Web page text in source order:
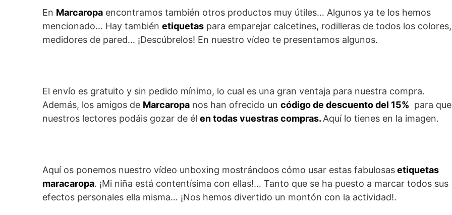
En Marcaropa encontramos también otros productos muy útiles… Algunos ya te los hemos
mencionado… Hay también etiquetas para emparejar calcetines, rodilleras de todos los colores,
medidores de pared… ¡Descúbrelos! En nuestro vídeo te presentamos algunos.
El envío es gratuito y sin pedido mínimo, lo cual es una gran ventaja para nuestra compra.
Además, los amigos de Marcaropa nos han ofrecido un código de descuento del 15% para que
nuestros lectores podáis gozar de él en todas vuestras compras.Aquí lo tienes en la imagen.
Aquí os ponemos nuestro vídeo unboxing mostrándoos cómo usar estas fabulosasetiquetas
maracaropa. ¡Mi niña está contentísima con ellas!… Tanto que se ha puesto a marcar todos sus
efectos personales ella misma… ¡Nos hemos divertido un montón con la actividad!.